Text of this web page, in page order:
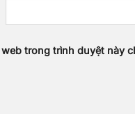
trong trình duyệt này